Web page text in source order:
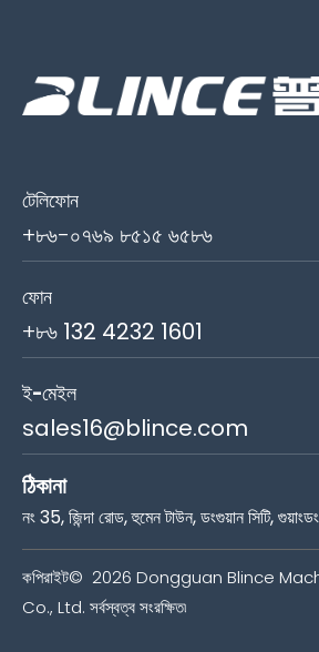
টেলিফোন
+৮৬-০৭৬৯ ৮৫১৫ ৬৫৮৬
ফোন
+৮৬ 132 4232 1601
ই-মেইল
sales16@blince.com
ঠিকানা
নং 35, জিন্দা রোড, হুমেন টাউন, ডংগুয়ান সিটি,
কপিরাইট© 2026 Dongguan Blince
Co., Ltd. সর্বস্বত্ব সংরক্ষিত৷